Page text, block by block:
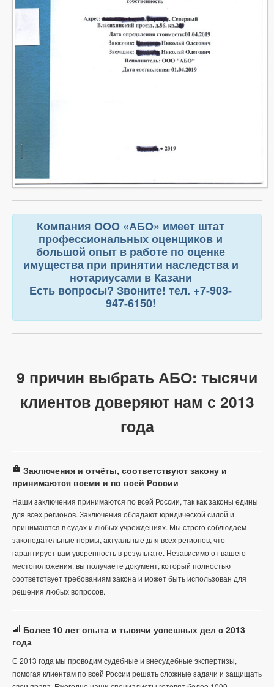
Компания ООО «АБО» имеет штат
профессиональных оценщиков и
большой опыт в работе по оценке
имущества при принятии наследства и
нотариусами в Казани
Есть вопросы? Звоните! тел. +7-903-
947-6150!
9 причин выбрать АБО: тысячи
клиентов доверяют нам с 2013
года
Заключения и отчёты, соответствуют закону и
принимаются всеми и по всей России
Наши заключения принимаются по всей России, так как законы едины
для всех регионов. Заключения обладают юридической силой и
принимаются в судах и любых учреждениях. Мы строго соблюдаем
законодательные нормы, актуальные для всех регионов, что
гарантирует вам уверенность в результате. Независимо от вашего
местоположения, вы получаете документ, который полностью
соответствует требованиям закона и может быть использован для
решения любых вопросов.
Более 10 лет опыта и тысячи успешных дел с 2013
года
С 2013 года мы проводим судебные и внесудебные экспертизы,
помогая клиентам по всей России решать сложные задачи и защищать